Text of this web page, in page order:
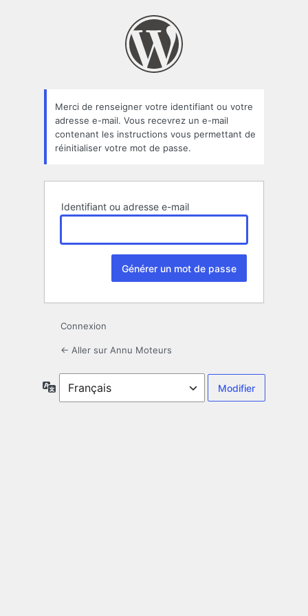
oublié
Merci de renseigner votre identifiant ou votre
adresse e-mail. Vous recevrez un e-mail
contenant les instructions vous permettant de
réinitialiser votre mot de passe.
Identifiant ou adresse e-mail
Connexion
← Aller sur Annu Moteurs
Langue